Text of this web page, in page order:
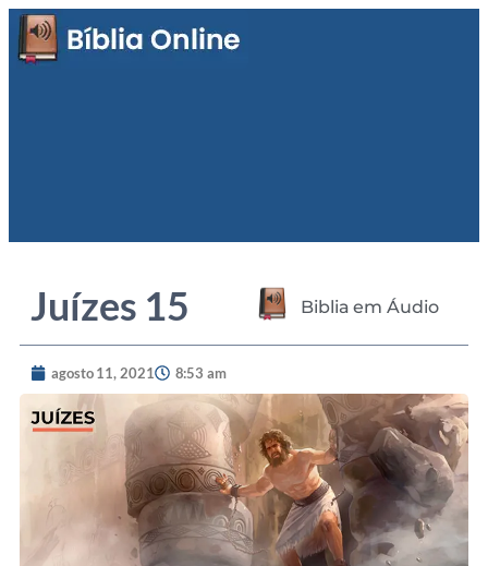
Juízes 15 Biblia em Áudio
agosto 11, 2021 8:53 am